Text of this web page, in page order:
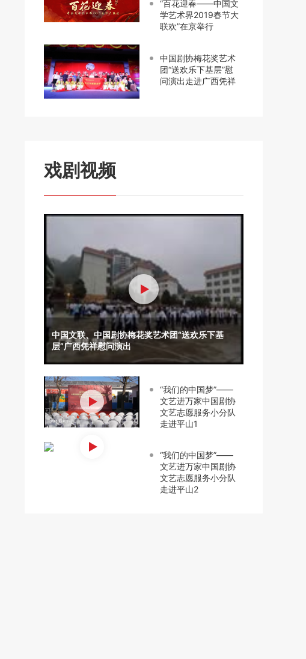
“百花迎春——中国文
学艺术界2019春节大
联欢”在京举行
中国剧协梅花奖艺术
团“送欢乐下基层”慰
问演出走进广西凭祥
戏剧视频
中国文联、中国剧协梅花奖艺术团“送欢乐下基
层”广西凭祥慰问演出
“我们的中国梦”——
文艺进万家中国剧协
文艺志愿服务小分队
走进平山1
“我们的中国梦”——
文艺进万家中国剧协
文艺志愿服务小分队
走进平山2